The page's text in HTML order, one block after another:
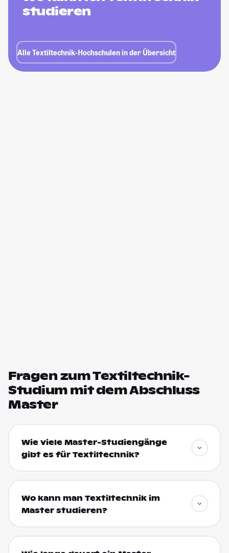
studieren
Alle Textiltechnik-Hochschulen in der Übersicht
Fragen zum Textiltechnik-
Studium mit dem Abschluss
Master
Wie viele Master-Studiengänge
gibt es für Textiltechnik?
Wo kann man Textiltechnik im
Master studieren?